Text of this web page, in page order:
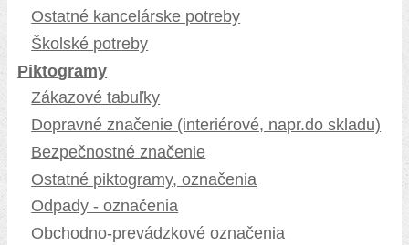
Ostatné kancelárske potreby
Školské potreby
Piktogramy
Zákazové tabuľky
Dopravné značenie (interiérové, napr.do skladu)
Bezpečnostné značenie
Ostatné piktogramy, označenia
Odpady - označenia
Obchodno-prevádzkové označenia